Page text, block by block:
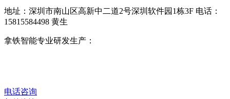
地址：深圳市南山区高新中二道2号深圳软件园1栋3F 电话：
15815584498 黄生
拿铁智能专业研发生产：
电话咨询